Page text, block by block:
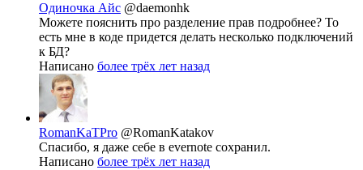
Одиночка Айс @daemonhk
Можете пояснить про разделение прав подробнее? То
есть мне в коде придется делать несколько подключений
к БД?
Написано более трёх лет назад
RomanKaTPro @RomanKatakov
Спасибо, я даже себе в evernote сохранил.
Написано более трёх лет назад